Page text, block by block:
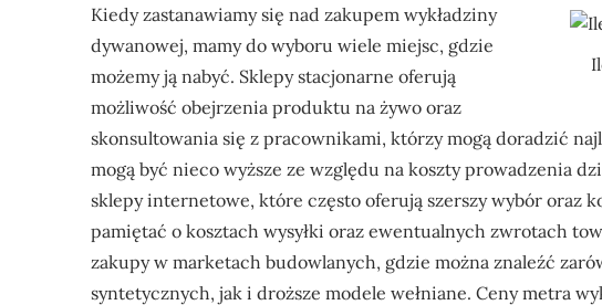
Kiedy zastanawiamy się nad zakupem wykładziny
dywanowej, mamy do wyboru wiele miejsc, gdzie
możemy ją nabyć. Sklepy stacjonarne oferują
możliwość obejrzenia produktu na żywo oraz
skonsultowania się z pracownikami, którzy mogą doradzić
mogą być nieco wyższe ze względu na koszty prowadzenia
sklepy internetowe, które często oferują szerszy wybór oraz
pamiętać o kosztach wysyłki oraz ewentualnych zwrotach
zakupy w marketach budowlanych, gdzie można znaleźć
syntetycznych, jak i droższe modele wełniane. Ceny metra